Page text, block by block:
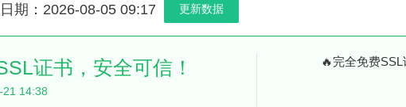
期：2026-08-05 09:17 更新数据
证书，安全可信！
21 14:38
🔥完全免费